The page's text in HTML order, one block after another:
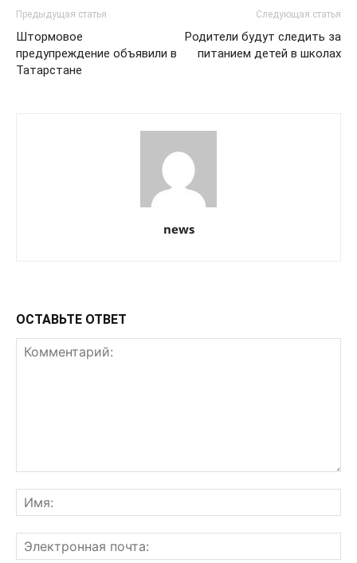
Предыдущая статья
Штормовое
предупреждение объявили в
Татарстане
Следующая статья
Родители будут следить за
питанием детей в школах
news
ОСТАВЬТЕ ОТВЕТ